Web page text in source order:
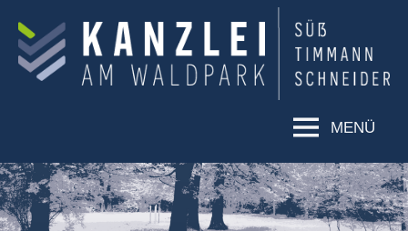
KANZLEI
Rechtsanwälte
Süß,
MENÜ